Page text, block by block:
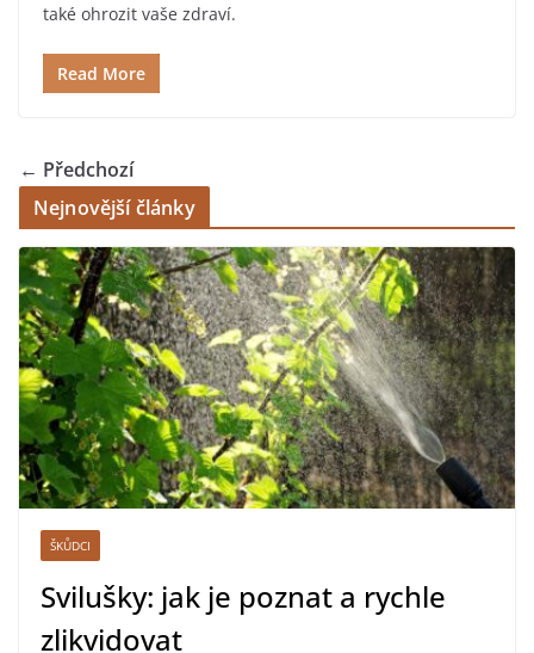
také ohrozit vaše zdraví.
Read More
← Předchozí
Nejnovější články
ŠKŮDCI
Svilušky: jak je poznat a rychle
zlikvidovat